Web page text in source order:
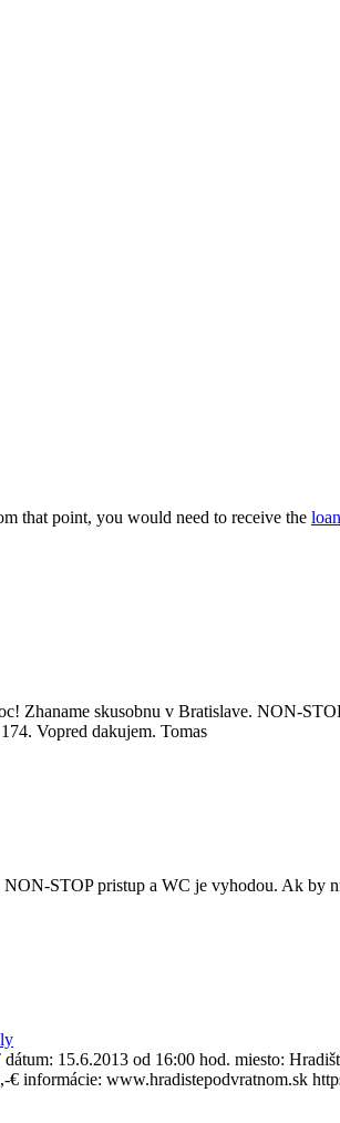
that point, you would need to receive the loan
Zhaname skusobnu v Bratislave. NON-
Vopred dakujem. Tomas
STOP pristup a WC je vyhodou. Ak by
15.6.2013 od 16:00 hod. miesto:
€ informácie: www.hradistepodvratnom.sk